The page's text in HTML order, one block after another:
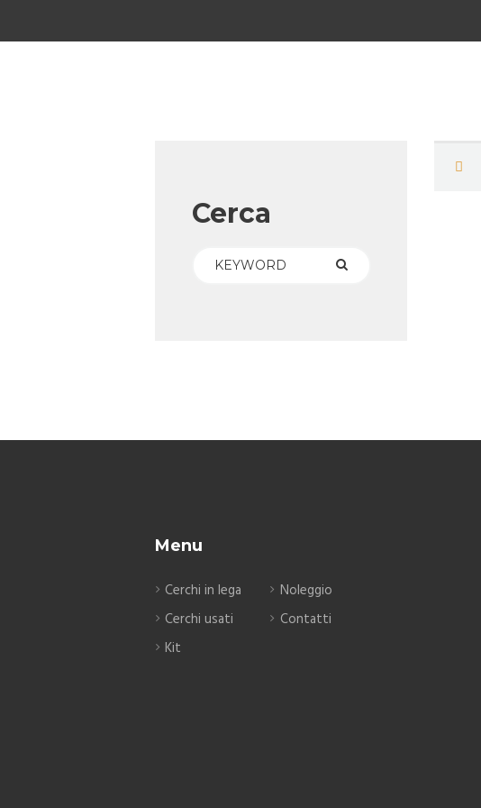
Cerca
Menu
Cerchi in lega
Cerchi usati
Kit
Noleggio
Contatti